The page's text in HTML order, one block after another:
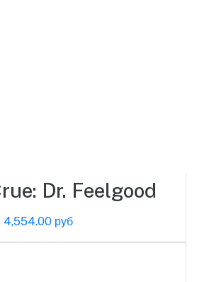
Dr. Feelgood
4,554.00 руб